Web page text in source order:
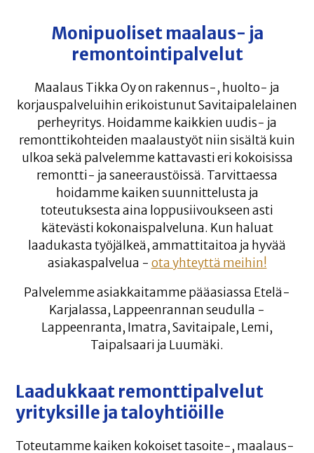
Monipuoliset maalaus- ja
remontointipalvelut
Maalaus Tikka Oy on rakennus-, huolto- ja
korjauspalveluihin erikoistunut Savitaipalelainen
perheyritys. Hoidamme kaikkien uudis- ja
remonttikohteiden maalaustyöt niin sisältä kuin
ulkoa sekä palvelemme kattavasti eri kokoisissa
remontti- ja saneeraustöissä. Tarvittaessa
hoidamme kaiken suunnittelusta ja
toteutuksesta aina loppusiivoukseen asti
kätevästi kokonaispalveluna. Kun haluat
laadukasta työjälkeä, ammattitaitoa ja hyvää
asiakaspalvelua - ota yhteyttä meihin!
Palvelemme asiakkaitamme pääasiassa Etelä-
Karjalassa, Lappeenrannan seudulla -
Lappeenranta, Imatra, Savitaipale, Lemi,
Taipalsaari ja Luumäki.
Laadukkaat remonttipalvelut
yrityksille ja taloyhtiöille
Toteutamme kaiken kokoiset tasoite-, maalaus-